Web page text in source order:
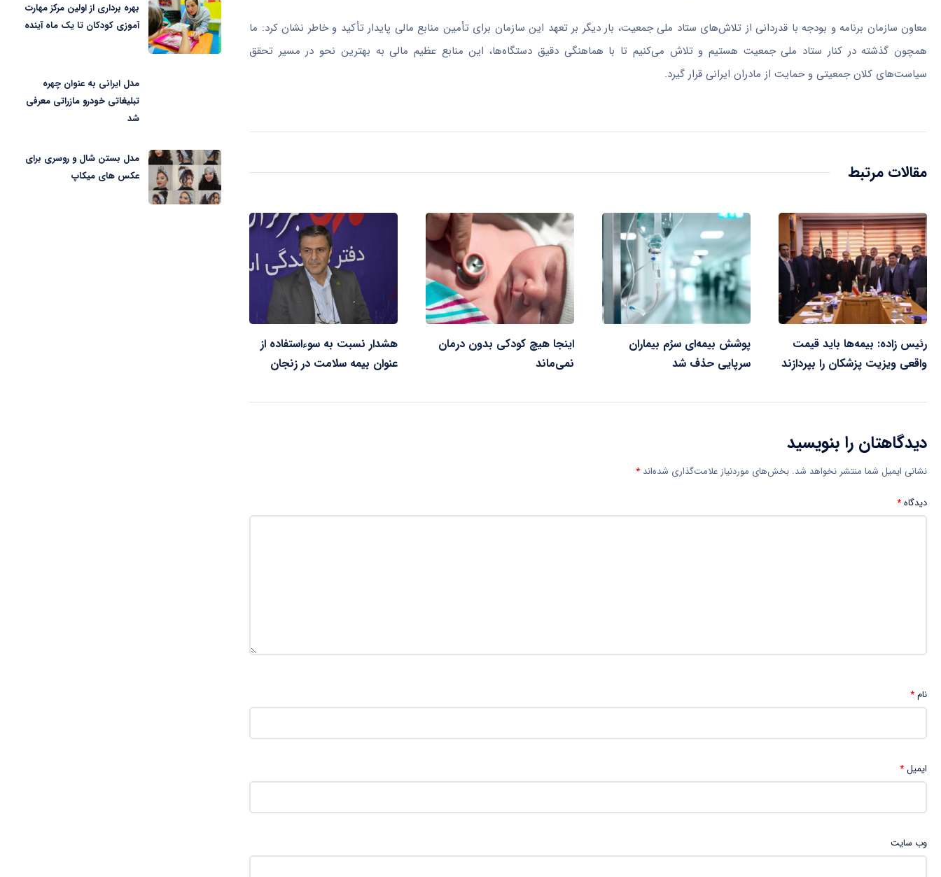
معاون سازمان برنامه و بودجه با قدردانی از تلاش‌های ستاد ملی جمعیت، بار دیگر بر تعهد این سازمان برای تأمین منابع مالی پایدار تأکید و خاطر نشان کرد: ما
همچون گذشته در کنار ستاد ملی جمعیت هستیم و تلاش می‌کنیم تا با هماهنگی دقیق دستگاه‌ها، این منابع عظیم مالی به بهترین نحو در مسیر تحقق
سیاست‌های کلان جمعیتی و حمایت از مادران ایرانی قرار گیرد.
مقالات مرتبط
رئیس زاده: بیمه‌ها باید قیمت
واقعی ویزیت پزشکان را بپردازند
پوشش بیمه‌ای سرُم بیماران
سرپایی حذف شد
اینجا هیچ کودکی بدون درمان
نمی‌ماند
هشدار نسبت به سوءاستفاده از
عنوان بیمه سلامت در زنجان
دیدگاهتان را بنویسید
نشانی ایمیل شما منتشر نخواهد شد. بخش‌های موردنیاز علامت‌گذاری شده‌اند *
دیدگاه*
نام*
ایمیل*
وب‌ سایت
بهره برداری از اولین مرکز مهارت
آموزی کودکان تا یک ماه آینده
مدل ایرانی به عنوان چهره
تبلیغاتی خودرو مازراتی معرفی
شد
مدل بستن شال و روسری برای
عکس های میکاپ